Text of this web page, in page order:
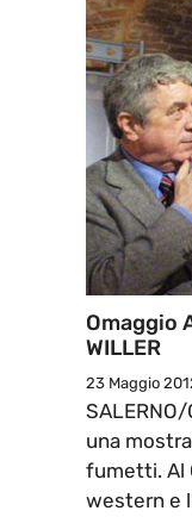
Omaggio
WILLER
23 Maggio
SALERNO/
una
fumetti. Al
western e